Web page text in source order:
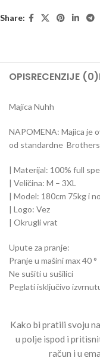
Share:
OPISRECENZIJE (0)
Majica Nuhh
NAPOMENA: Majica je
od standardne
| Materijal: 100% full
| Veličina: M – 3XL
| Model: 180cm 75kg i
| Logo: Vez
| Okrugli vrat
Upute za pranje:
Pranje u mašini max 40 °
Ne sušiti u sušilici
Peglati isključivo
Kako bi pratili svoju
u polje ispod i
račun i u